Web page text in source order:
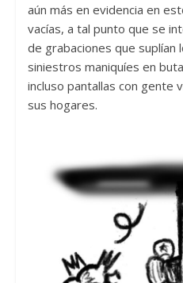
aún más en evidencia en
vacías, a tal punto que se
de grabaciones que suplían
siniestros maniquíes en
incluso pantallas con gente
sus hogares.